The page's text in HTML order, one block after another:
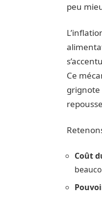
peu
Ce
grignote
Coût